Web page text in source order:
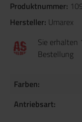
Produktnummer:
Hersteller: Umarex
Sie erhalten
Bestellung
Farben:
Antriebsart: